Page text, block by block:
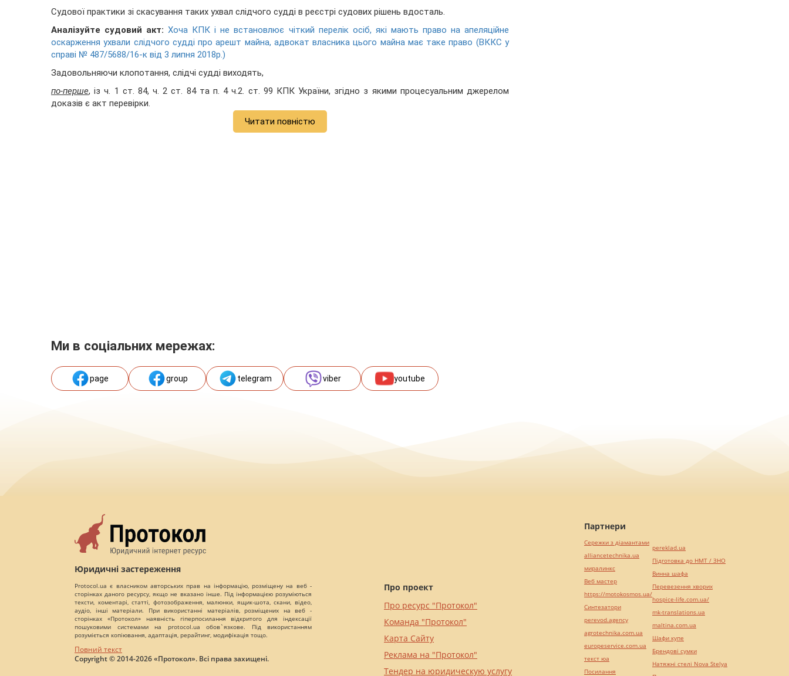
Судової практики зі скасування таких ухвал слідчого судді в реєстрі судових рішень вдосталь.
Аналізуйте судовий акт: Хоча КПК і не встановлює чіткий перелік осіб, які мають право на апеляційне
оскарження ухвали слідчого судді про арешт майна, адвокат власника цього майна має таке право (ВККС у
справі № 487/5688/16-к від 3 липня 2018р.)
Задовольняючи клопотання, слідчі судді виходять,
по-перше, із ч. 1 ст. 84, ч. 2 ст. 84 та п. 4 ч.2. ст. 99 КПК України, згідно з якими процесуальним джерелом
доказів є акт перевірки.
Читати повністю
Ми в соціальних мережах:
page group telegram viber youtube
Юридичні застереження
Protocol.ua є власником авторських прав на інформацію, розміщену на веб -
сторінках даного ресурсу, якщо не вказано інше. Під інформацією розуміються
тексти, коментарі, статті, фотозображення, малюнки, ящик-шота, скани, відео,
аудіо, інші матеріали. При використанні матеріалів, розміщених на веб -
сторінках «Протокол» наявність гіперпосилання відкритого для індексації
пошуковими системами на protocol.ua обов`язкове. Під використанням
розуміється копіювання, адаптація, рерайтинг, модифікація тощо.
Повний текст
Copyright © 2014-2026 «Протокол». Всі права захищені.
Про проект
Про ресурс "Протокол"
Команда "Протокол"
Карта Сайту
Реклама на "Протокол"
Тендер на юридическую услугу
Партнери
Сережки з діамантами
alliancetechnika.ua
миралинкс
Веб мастер
https://motokosmos.ua/
Синтезатори
perevod.agency
agrotechnika.com.ua
europeservice.com.ua
текст юа
Посилання
pereklad.ua
Підготовка до НМТ / ЗНО
Винна шафа
Перевезення хворих
hospice-life.com.ua/
mk-translations.ua
maltina.com.ua
Шафи купе
Брендові сумки
Натяжні стелі Nova Stelya